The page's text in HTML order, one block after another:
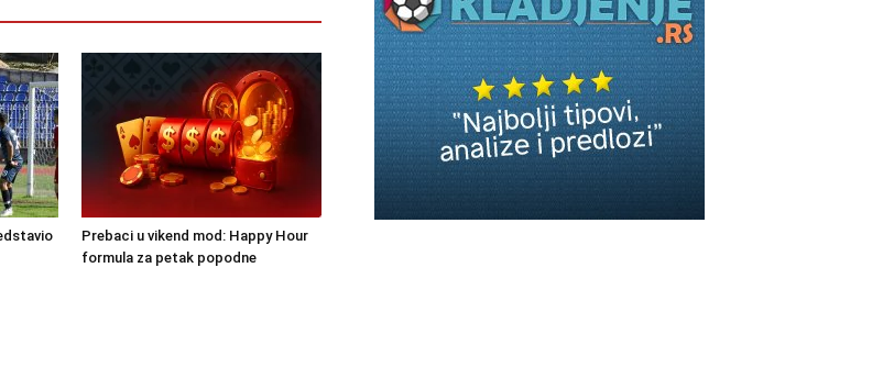
Prebaci u vikend mod: Happy Hour
formula za petak popodne